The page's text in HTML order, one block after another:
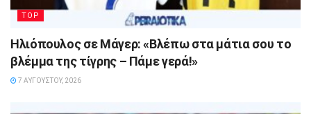
TOP
Ηλιόπουλος σε Μάγερ: «Βλέπω στα μάτια σου το
βλέμμα της τίγρης – Πάμε γερά!»
7 ΑΥΓΟΎΣΤΟΥ, 2026